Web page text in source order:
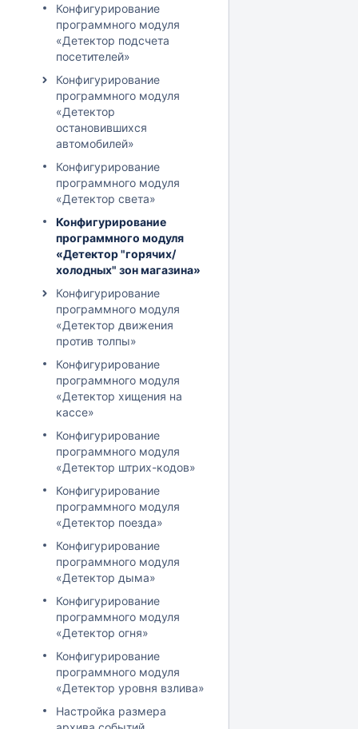
Конфигурирование
программного модуля
«Детектор подсчета
посетителей»
Конфигурирование
программного модуля
«Детектор
остановившихся
автомобилей»
Конфигурирование
программного модуля
«Детектор света»
Конфигурирование
программного модуля
«Детектор "горячих/
холодных" зон магазина»
Конфигурирование
программного модуля
«Детектор движения
против толпы»
Конфигурирование
программного модуля
«Детектор хищения на
кассе»
Конфигурирование
программного модуля
«Детектор штрих-кодов»
Конфигурирование
программного модуля
«Детектор поезда»
Конфигурирование
программного модуля
«Детектор дыма»
Конфигурирование
программного модуля
«Детектор огня»
Конфигурирование
программного модуля
«Детектор уровня взлива»
Настройка размера